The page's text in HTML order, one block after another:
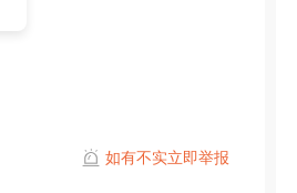
如有不实立即举报